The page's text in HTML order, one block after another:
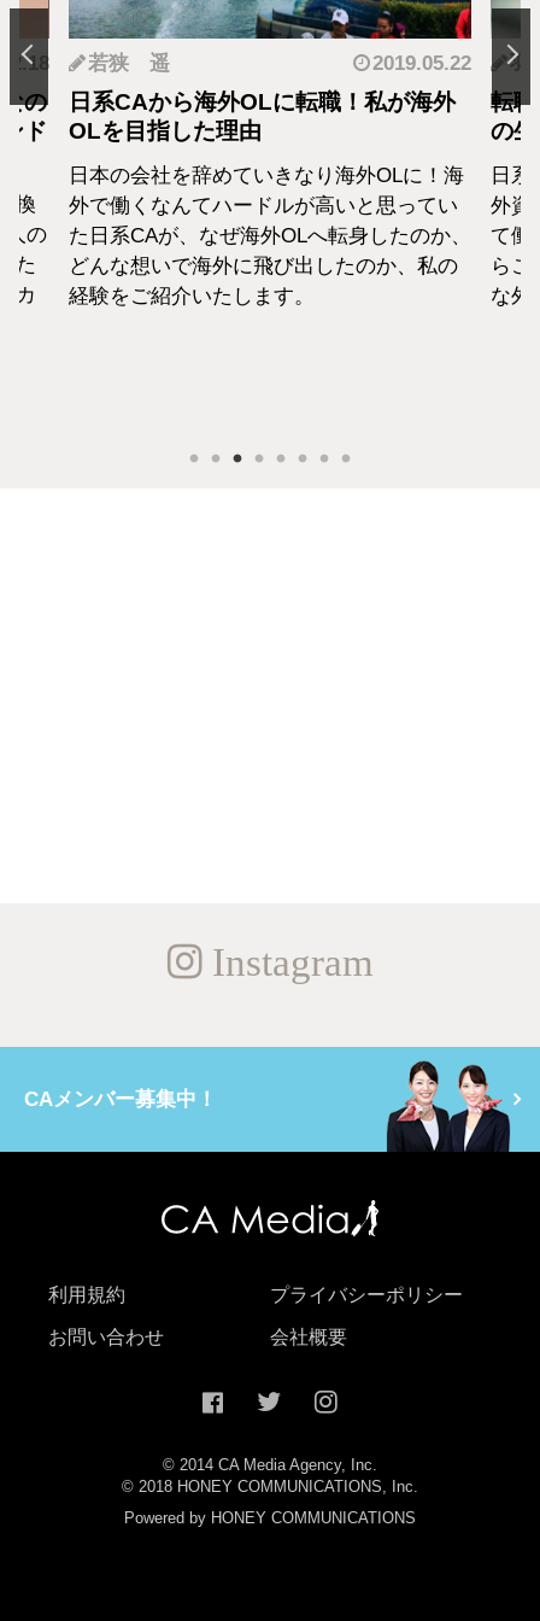
の
ド
換
人の
た
カ
若狭 遥 2019.05.22
日系CAから海外OLに転職！私が海外
OLを目指した理由
日本の会社を辞めていきなり海外OLに！海
外で働くなんてハードルが高いと思ってい
た日系CAが、なぜ海外OLへ転身したのか、
どんな想いで海外に飛び出したのか、私の
経験をご紹介いたします。
羽
転
の
日
外資
て働
らこ
な外
Instagram
CAメンバー募集中！
利用規約 プライバシーポリシー
お問い合わせ 会社概要
© 2014 CA Media Agency, Inc.
© 2018 HONEY COMMUNICATIONS, Inc.
Powered by HONEY COMMUNICATIONS